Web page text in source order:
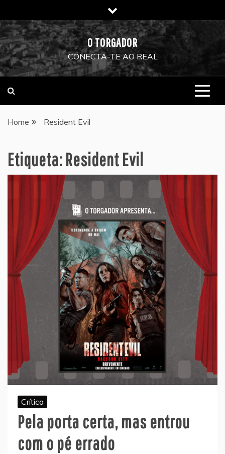
to
content
O TORGADOR
CONECTA-TE AO REAL
Home Resident Evil
Etiqueta:Resident Evil
Crítica
Pela porta certa, mas entrou
com o pé errado